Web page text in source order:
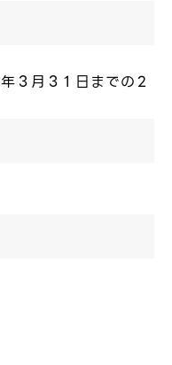
３月３１日までの２